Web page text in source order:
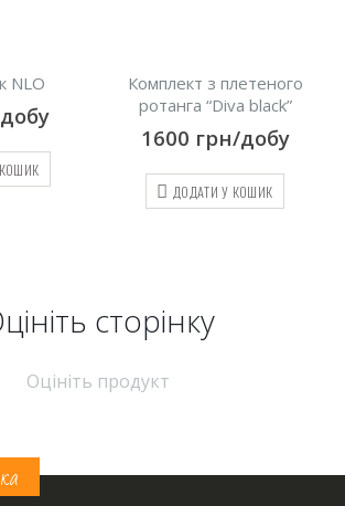
NLO
Комплект з плетеного
ротанга “Diva black”
1600 грн/добу
ДОДАТИ У КОШИК
cторінку
Оцініть продукт